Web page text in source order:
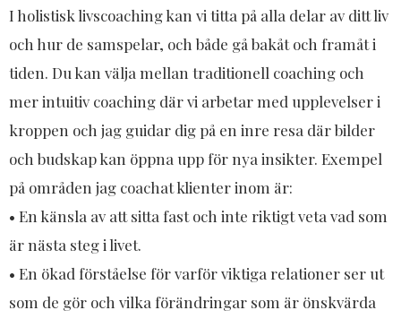
I holistisk livscoaching kan vi titta på alla delar av ditt liv
och hur de samspelar, och både gå bakåt och framåt i
tiden. Du kan välja mellan traditionell coaching och
mer intuitiv coaching där vi arbetar med upplevelser i
kroppen och jag guidar dig på en inre resa där bilder
och budskap kan öppna upp för nya insikter. Exempel
på områden jag coachat klienter inom är:​
• En känsla av att sitta fast och inte riktigt veta vad som
är nästa steg i livet.
• En ökad förståelse för varför viktiga relationer ser ut
som de gör och vilka förändringar som är önskvärda